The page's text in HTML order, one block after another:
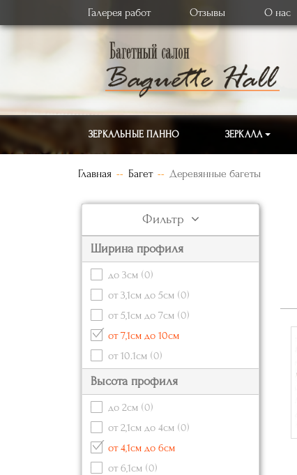
Галерея работ Отзывы О нас
ЗЕРКАЛЬНЫЕ ПАННО ЗЕРКАЛА
Главная Багет Деревянные багеты
Фильтр
Ширина профиля
до 3см (0)
от 3,1см до 5см (0)
от 5,1см до 7см (0)
от 7,1см до 10см
от 10.1см (0)
Высота профиля
до 2см (0)
от 2,1см до 4см (0)
от 4,1см до 6см
от 6,1см (0)